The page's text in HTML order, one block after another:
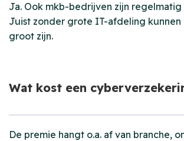
Ja. Ook mkb-bedrijven zijn
Juist zonder grote IT-afdeling
groot zijn.
Wat kost een
De premie hangt o.a. af van branche,